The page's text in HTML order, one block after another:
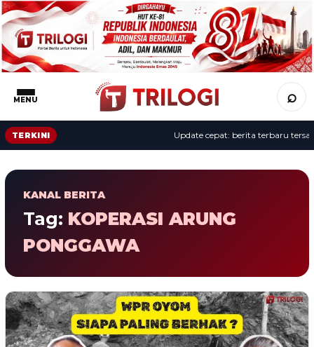
MENU ⌕
TERKINI Update cepat: berita terbaru tersaji
KANAL BERITA
Tag: KOPERASI ARUNG
PONGGAWA